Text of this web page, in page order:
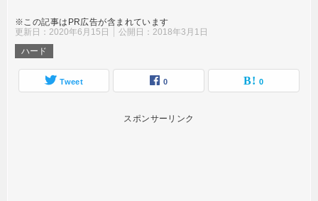
※この記事はPR広告が含まれています
更新日： 2020年6月15日 公開日： 2018年3月1日
ハード
Tweet 0 0
スポンサーリンク